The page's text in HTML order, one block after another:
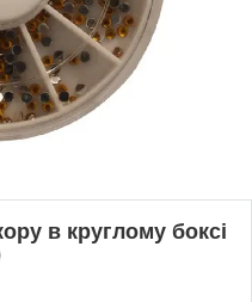
в круглому боксі